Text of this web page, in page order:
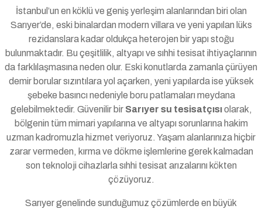
İstanbul’un en köklü ve geniş yerleşim alanlarından biri olan
Sarıyer’de, eski binalardan modern villara ve yeni yapılan lüks
rezidanslara kadar oldukça heterojen bir yapı stoğu
bulunmaktadır. Bu çeşitlilik, altyapı ve sıhhi tesisat ihtiyaçlarının
da farklılaşmasına neden olur. Eski konutlarda zamanla çürüyen
demir borular sızıntılara yol açarken, yeni yapılarda ise yüksek
şebeke basıncı nedeniyle boru patlamaları meydana
gelebilmektedir. Güvenilir bir Sarıyer su tesisatçısıolarak,
bölgenin tüm mimari yapılarına ve altyapı sorunlarına hakim
uzman kadromuzla hizmet veriyoruz. Yaşam alanlarınıza hiçbir
zarar vermeden, kırma ve dökme işlemlerine gerek kalmadan
son teknoloji cihazlarla sıhhi tesisat arızalarını kökten
çözüyoruz.
Sarıyer genelinde sunduğumuz çözümlerde en büyük